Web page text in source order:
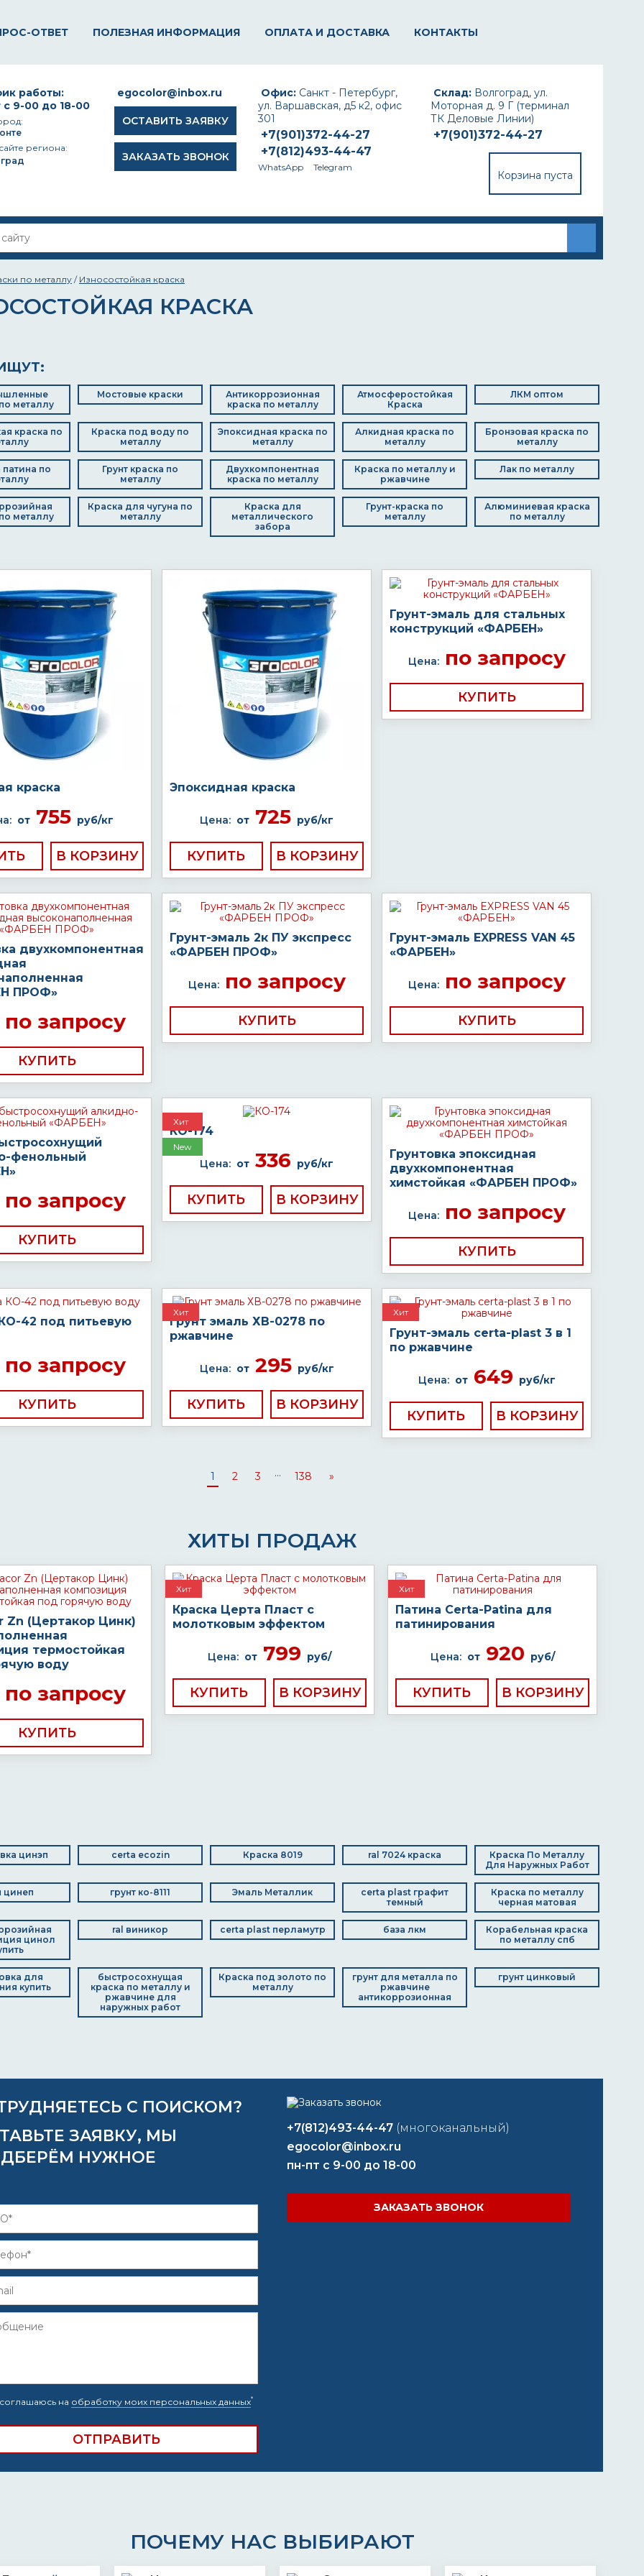
ОТВЕТ ПОЛЕЗНАЯ ИНФОРМАЦИЯ ОПЛАТА И ДОСТАВКА КОНТАКТЫ
Склад: Волгоград, ул.
Моторная д. 9 Г (терминал
ТК Деловые Линии)
+7(901)372-44-27
Корзина пуста
Офис: Санкт - Петербург,
ул. Варшавская, д5 к2, офис
301
+7(901)372-44-27
+7(812)493-44-47
WhatsApp Telegram
egocolor@inbox.ru
ОСТАВИТЬ ЗАЯВКУ
ЗАКАЗАТЬ ЗВОНОК
работы:
с 9-00 до 18-00
региона:
по металлу / Износостойкая краска
КРАСКА
металлу
Мостовые краски
Антикоррозионная
краска по металлу
Атмосферостойкая
Краска
ЛКМ оптом
краска по
Краска под воду по
металлу
Эпоксидная краска по
металлу
Алкидная краска по
металлу
Бронзовая краска по
металлу
патина по
Грунт краска по
металлу
Двухкомпонентная
краска по металлу
Краска по металлу и
ржавчине
Лак по металлу
металлу
Краска для чугуна по
металлу
Краска для
металлического
забора
Грунт-краска по
металлу
Алюминиевая краска
по металлу
краска
от755 руб/кг
Эпоксидная краска
Цена: от 725 руб/кг
КУПИТЬ
Грунт-эмаль для стальных
конструкций «ФАРБЕН»
Цена:по запросу
КУПИТЬ
двухкомпонентная
ПРОФ»
запросу
КУПИТЬ
Грунт-эмаль 2к ПУ экспресс
«ФАРБЕН ПРОФ»
Цена:по запросу
КУПИТЬ
Грунт-эмаль EXPRESS VAN 45
«ФАРБЕН»
Цена:по запросу
КУПИТЬ
фенольный
запросу
КУПИТЬ
Хит
New
КО-174
Цена: от 336 руб/кг
КУПИТЬ
Грунтовка эпоксидная
двухкомпонентная
химстойкая «ФАРБЕН ПРОФ»
Цена:по запросу
КУПИТЬ
42 под питьевую
запросу
КУПИТЬ
Хит
Грунт эмаль ХВ-0278 по
ржавчине
Цена: от295 руб/кг
КУПИТЬ
Хит
Грунт-эмаль certa-plast 3 в 1
по ржавчине
Цена: от649 руб/кг
КУПИТЬ
1 2 3 ... 138 »
ХИТЫ ПРОДАЖ
Zn (Цертакор Цинк)
термостойкая
воду
запросу
КУПИТЬ
Хит
Краска Церта Пласт с
молотковым эффектом
Цена: от 799 руб/
КУПИТЬ
Хит
Патина Certa-Patina для
патинирования
Цена: от920 руб/
КУПИТЬ
цинэп certa ecozin Краска 8019 ral 7024 краска
Краска По Металлу
Для Наружных Работ
цинеп грунт ко-8111 Эмаль Металлик
certa plast графит
темный
Краска по металлу
черная матовая
цинол
ral виникор certa plast перламутр база лкм
Корабельная краска
по металлу спб
для
купить
быстросохнущая
краска по металлу и
ржавчине для
наружных работ
Краска под золото по
металлу
грунт для металла по
ржавчине
антикоррозионная
грунт цинковый
С ПОИСКОМ?
ЗАЯВКУ, МЫ
НУЖНОЕ
на обработку моих персональных данных*
+7(812)493-44-47 (многоканальный)
egocolor@inbox.ru
пн-пт с 9-00 до 18-00
ЗАКАЗАТЬ ЗВОНОК
ПОЧЕМУ НАС ВЫБИРАЮТ